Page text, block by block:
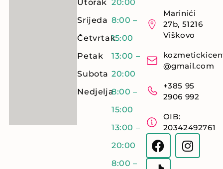
Utorak
Srijeda
Četvrtak
Petak
Subota
Nedjelja
20:00
8:00 –
15:00
13:00 –
20:00
8:00 –
15:00
13:00 –
20:00
8:00 –
Marinići
27b, 51216
Viškovo
@gmail.com
+385 95
2906 992
OIB:
20342492761